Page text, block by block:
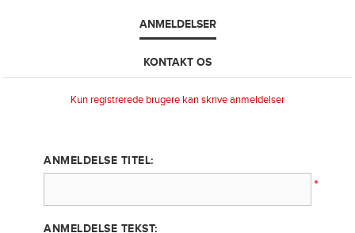
ANMELDELSER
KONTAKT OS
Kun registrerede brugere kan skrive anmeldelser
ANMELDELSE TITEL:
*
ANMELDELSE TEKST: